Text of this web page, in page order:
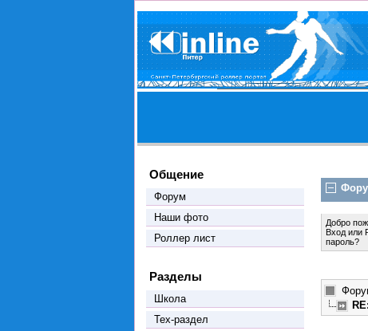
Общение
Форум
Наши фото
Роллер лист
Разделы
Школа
Тех-раздел
Добро
Вход или
пароль?